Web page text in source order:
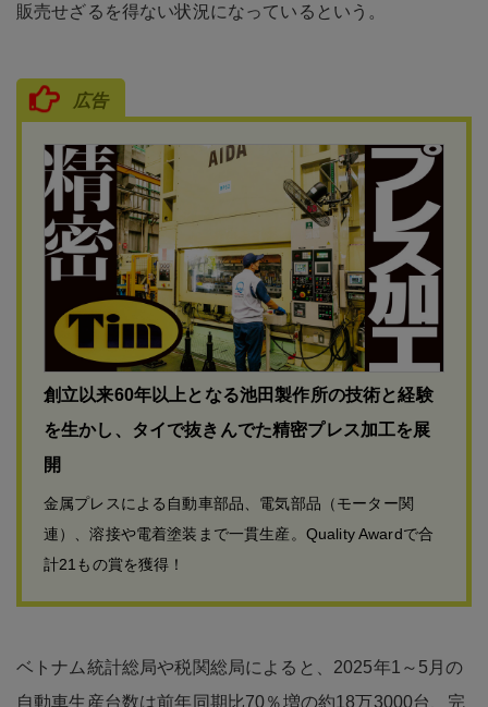
販売せざるを得ない状況になっているという。
広告
創立以来60年以上となる池田製作所の技術と経験
を生かし、タイで抜きんでた精密プレス加工を展
開
金属プレスによる自動車部品、電気部品（モーター関
連）、溶接や電着塗装まで一貫生産。Quality Awardで合
計21もの賞を獲得！
ベトナム統計総局や税関総局によると、2025年1～5月の
自動車生産台数は前年同期比70％増の約18万3000台、完